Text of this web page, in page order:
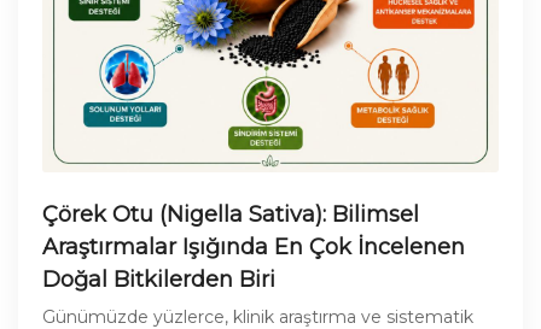
Çörek Otu (Nigella Sativa): Bilimsel
Araştırmalar Işığında En Çok İncelenen
Doğal Bitkilerden Biri
Günümüzde yüzlerce, klinik araştırma ve sistematik